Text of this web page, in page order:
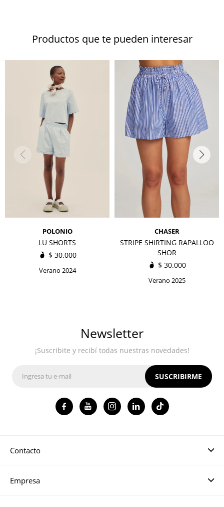
Productos que te pueden interesar
POLONIO
LU SHORTS
$ 30.000
Verano 2024
CHASER
STRIPE SHIRTING RAPALLOO
SHOR
$ 30.000
Verano 2025
Contacto
Empresa
Newsletter
¡Suscribite y recibí todas nuestras novedades!
SUSCRIBIRME
   